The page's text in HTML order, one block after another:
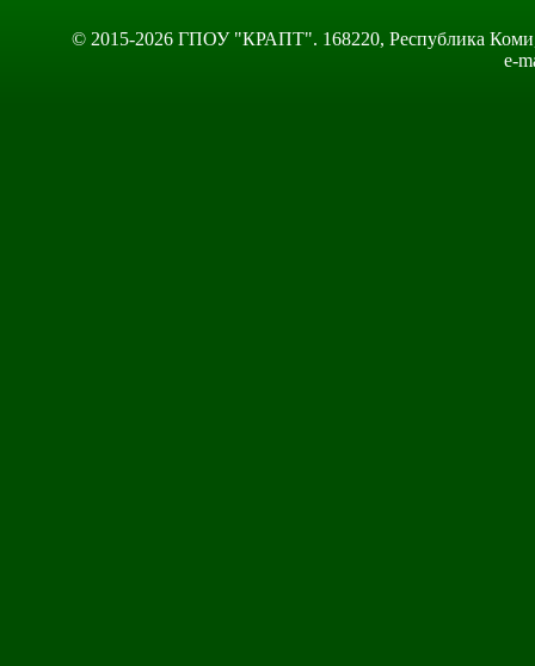
© 2015-2026 ГПОУ "КРАПТ". 168220, Республика Коми,
e-